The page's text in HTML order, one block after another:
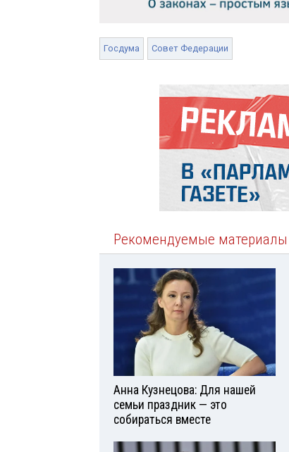
Госдума Совет Федерации
Рекомендуемые материалы
Анна Кузнецова: Для нашей
семьи праздник — это
собираться вместе